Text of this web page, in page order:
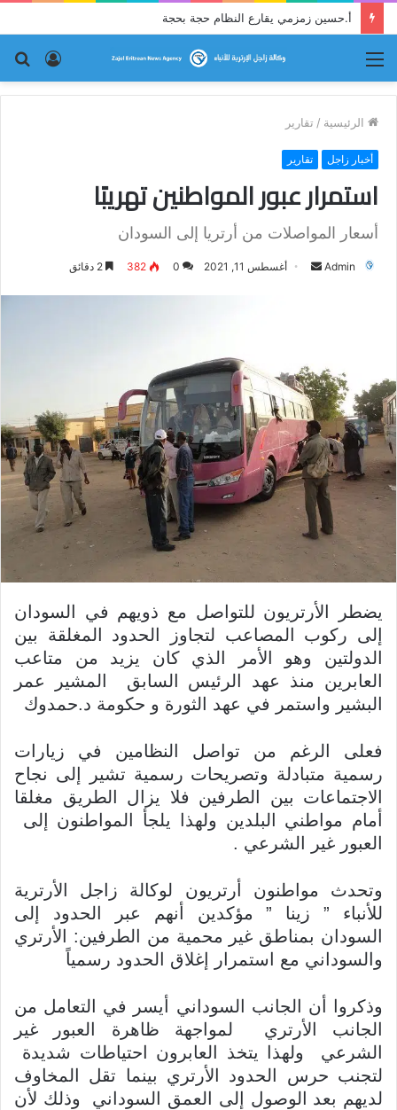
أ.حسين زمزمي يقارع النظام حجة بحجة
تسجيل
الدخول
الرئيسية / تقارير
أخبار زاجل تقارير
استمرار عبور المواطنين تهريبًا
أسعار المواصلات من أرتريا إلى السودان
Admin
ر
ي
د
ا
إ
ل
ت
ر
ن
أغسطس 11, 2021 0
382
يضطر الأرتريون للتواصل مع ذويهم في السودان
إلى ركوب المصاعب لتجاوز الحدود المغلقة بين
الدولتين وهو الأمر الذي كان يزيد من متاعب
العابرين منذ عهد الرئيس السابق المشير عمر
البشير واستمر في عهد الثورة و حكومة د.حمدوك
فعلى الرغم من تواصل النظامين في زيارات
رسمية متبادلة وتصريحات رسمية تشير إلى نجاح
الاجتماعات بين الطرفين فلا يزال الطريق مغلقا
أمام مواطني البلدين ولهذا يلجأ المواطنون إلى
العبور غير الشرعي .
وتحدث مواطنون أرتريون لوكالة زاجل الأرترية
للأنباء ” زينا ” مؤكدين أنهم عبر الحدود إلى
السودان بمناطق غير محمية من الطرفين: الأرتري
والسوداني مع استمرار إغلاق الحدود رسمياً
وذكروا أن الجانب السوداني أيسر في التعامل من
الجانب الأرتري لمواجهة ظاهرة العبور غير
الشرعي ولهذا يتخذ العابرون احتياطات شديدة
لتجنب حرس الحدود الأرتري بينما تقل المخاوف
لديهم بعد الوصول إلى العمق السوداني وذلك لأن